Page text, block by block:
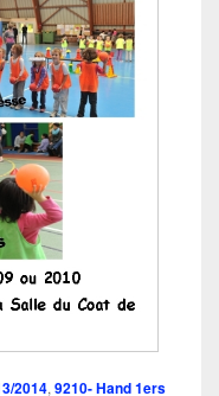
2014, 9210- Hand 1ers